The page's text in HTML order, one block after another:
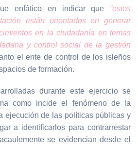
enfático en indicar que “estos
están orientados en generar
en la ciudadanía en temas
y control social de la gestión
el ente de control de los isleños
de formación.
durante este ejercicio se
como incide el fenómeno de la
ejecución de las políticas públicas y
a identificarlos para contrarrestar
se evidencian desde el